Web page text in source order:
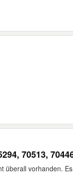
70513,
überall vorhanden.